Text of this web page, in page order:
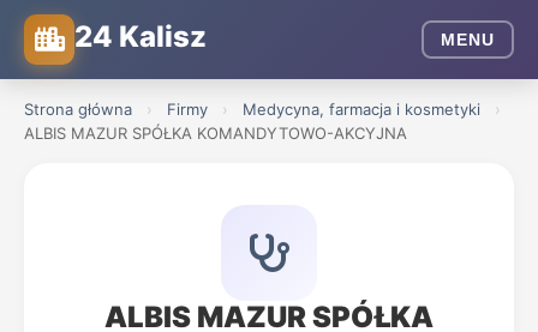
24 Kalisz MENU
Strona główna › Firmy › Medycyna, farmacja i kosmetyki
›
ALBIS MAZUR SPÓŁKA KOMANDYTOWO-AKCYJNA
ALBIS MAZUR SPÓŁKA